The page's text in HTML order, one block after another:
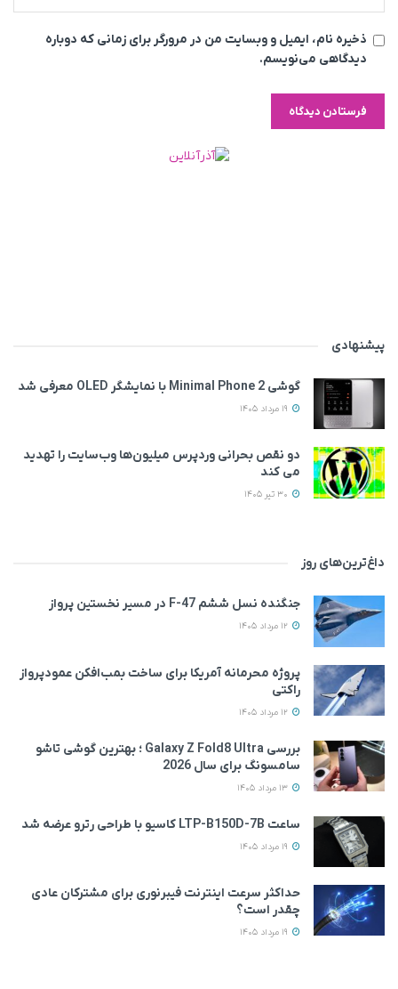
ذخیره نام، ایمیل و وبسایت من در مرورگر برای زمانی که دوباره
دیدگاهی می‌نویسم.
پیشنهادی
گوشی Minimal Phone 2 با نمایشگر OLED معرفی شد
دو نقص بحرانی وردپرس میلیون‌ها وب‌سایت را تهدید
می‌ کند
داغ‌ترین‌های روز
جنگنده نسل ششم F-47 در مسیر نخستین پرواز
پروژه محرمانه آمریکا برای ساخت بمب‌افکن عمودپرواز
راکتی
بررسی Galaxy Z Fold8 Ultra ؛ بهترین گوشی تاشو
سامسونگ برای سال 2026
ساعت LTP-B150D-7B کاسیو با طراحی رترو عرضه شد
حداکثر سرعت اینترنت فیبرنوری برای مشترکان عادی
چقدر است؟